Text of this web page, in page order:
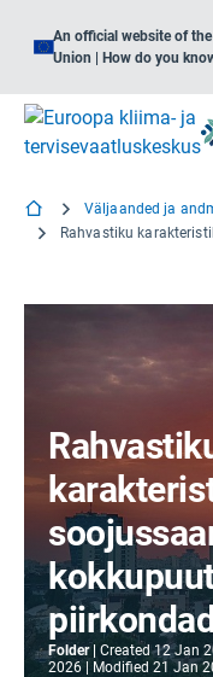
An official website of the
Union | How do you
Väljaanded ja
Folder Created 12 Jan
2026
Modified 21 Jan